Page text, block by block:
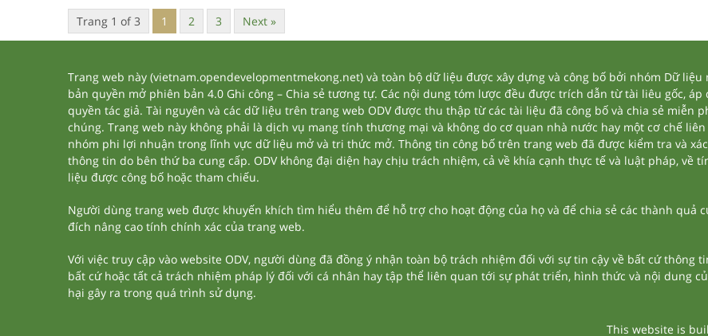
Trang 1 of 3 1 2 3 Next »
Trang web này (vietnam.opendevelopmentmekong.net) và toàn bộ dữ liệu được xây dựng và công bố bởi nhóm Dữ
bản quyền mở phiên bản 4.0 Ghi công – Chia sẻ tương tự. Các nội dung tóm lược đều được trích dẫn từ tài liêu gốc,
quyền tác giả. Tài nguyên và các dữ liệu trên trang web ODV được thu thập từ các tài liệu đã công bố và chia sẻ miễn
chúng. Trang web này không phải là dịch vụ mang tính thương mại và không do cơ quan nhà nước hay một cơ chế
nhóm phi lợi nhuận trong lĩnh vực dữ liệu mở và tri thức mở. Thông tin công bố trên trang web đã được kiểm tra và
thông tin do bên thứ ba cung cấp. ODV không đại diện hay chịu trách nhiệm, cả về khía cạnh thực tế và luật pháp, về
liệu được công bố hoặc tham chiếu.
Người dùng trang web được khuyến khích tìm hiểu thêm để hỗ trợ cho hoạt động của họ và để chia sẻ các thành quả
đích nâng cao tính chính xác của trang web.
Với việc truy cập vào website ODV, người dùng đã đồng ý nhận toàn bộ trách nhiệm đối với sự tin cậy về bất cứ thông
bất cứ hoặc tất cả trách nhiệm pháp lý đối với cá nhân hay tập thể liên quan tới sự phát triển, hình thức và nội dung
hại gây ra trong quá trình sử dụng.
This website is